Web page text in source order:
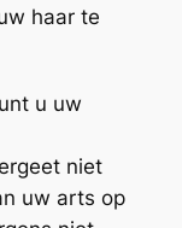
haar te
u uw
niet
uw arts op